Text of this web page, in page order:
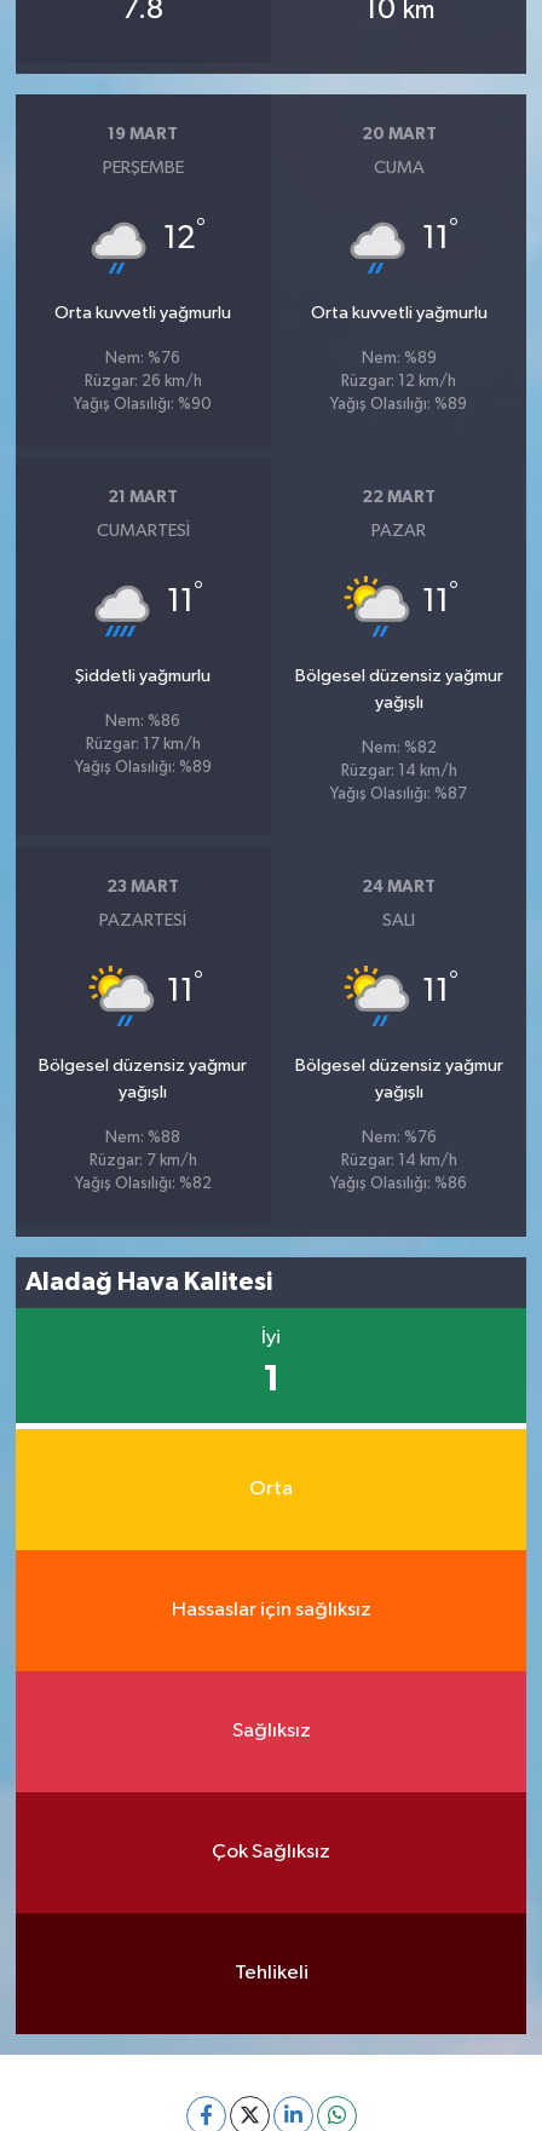
7.8 10 km
19 MART
PERŞEMBE
12°
Orta kuvvetli yağmurlu
Nem: %76
Rüzgar: 26 km/h
Yağış Olasılığı: %90
20 MART
CUMA
11 °
Orta kuvvetli yağmurlu
Nem: %89
Rüzgar: 12 km/h
Yağış Olasılığı: %89
21 MART
CUMARTESI
11 °
Şiddetli yağmurlu
Nem: %86
Rüzgar: 17 km/h
Yağış Olasılığı: %89
22 MART
PAZAR
11 °
Bölgesel düzensiz yağmur
yağışlı
Nem: %82
Rüzgar: 14 km/h
Yağış Olasılığı: %87
23 MART
PAZARTESI
11 °
Bölgesel düzensiz yağmur
yağışlı
Nem: %88
Rüzgar: 7 km/h
Yağış Olasılığı: %82
24 MART
SALI
11 °
Bölgesel düzensiz yağmur
yağışlı
Nem: %76
Rüzgar: 14 km/h
Yağış Olasılığı: %86
Aladağ Hava Kalitesi
İyi
1
Orta
Hassaslar için sağlıksız
Sağlıksız
Çok Sağlıksız
Tehlikeli